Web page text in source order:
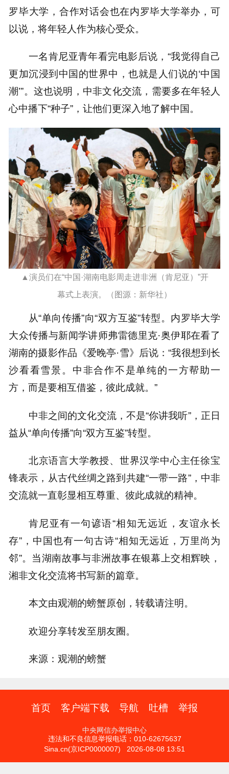
罗毕大学，合作对话会也在内罗毕大学举办，可
以说，将年轻人作为核心受众。
一名肯尼亚青年看完电影后说，“我觉得自己
更加沉浸到中国的世界中，也就是人们说的‘中国
潮’”。这也说明，中非文化交流，需要多在年轻人
心中播下“种子”，让他们更深入地了解中国。
▲演员们在“中国·湖南电影周走进非洲（肯尼亚）”开
幕式上表演。（图源：新华社）
从“单向传播”向“双方互鉴”转型。内罗毕大学
大众传播与新闻学讲师弗雷德里克·奥伊耶在看了
湖南的摄影作品《爱晚亭·雪》后说：“我很想到长
沙看看雪景。中非合作不是单纯的一方帮助一
方，而是要相互借鉴，彼此成就。”
中非之间的文化交流，不是“你讲我听”，正日
益从“单向传播”向“双方互鉴”转型。
北京语言大学教授、世界汉学中心主任徐宝
锋表示，从古代丝绸之路到共建“一带一路”，中非
交流就一直彰显相互尊重、彼此成就的精神。
肯尼亚有一句谚语“相知无远近，友谊永长
存”，中国也有一句古诗“相知无远近，万里尚为
邻”。当湖南故事与非洲故事在银幕上交相辉映，
湘非文化交流将书写新的篇章。
本文由观潮的螃蟹原创，转载请注明。
欢迎分享转发至朋友圈。
来源：观潮的螃蟹
首页 客户端下载 导航 吐槽 举报
中央网信办举报中心
违法和不良信息举报电话：010-62675637
Sina.cn(京ICP0000007) 2026-08-08 13:51